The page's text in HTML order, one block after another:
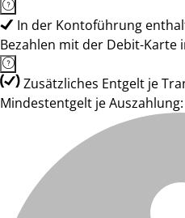
In der Kontoführung
Bezahlen mit der Debit-Karte
Zusätzliches Entgelt je
Mindestentgelt je Auszahlung: